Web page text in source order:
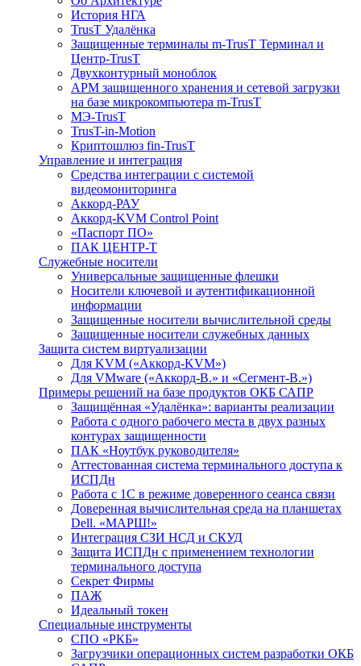
История НГА
TrusT Удалёнка
Защищенные терминалы m-TrusT Терминал и
Центр-TrusT
Двухконтурный моноблок
АРМ защищенного хранения и сетевой загрузки
на базе микрокомпьютера m-TrusT
МЭ-TrusT
TrusT-in-Motion
Криптошлюз fin-TrusT
Управление и интеграция
Средства интеграции с системой
видеомониторинга
Аккорд-РАУ
Аккорд-KVM Control Point
«Паспорт ПО»
ПАК ЦЕНТР-Т
Служебные носители
Универсальные защищенные флешки
Носители ключевой и аутентификационной
информации
Защищенные носители вычислительной среды
Защищенные носители служебных данных
Защита систем виртуализации
Для KVM («Аккорд-KVM»)
Для VMware («Аккорд-В.» и «Сегмент-В.»)
Примеры решений на базе продуктов ОКБ САПР
Защищённая «Удалёнка»: варианты реализации
Работа с одного рабочего места в двух разных
контурах защищенности
ПАК «Ноутбук руководителя»
Аттестованная система терминального доступа к
ИСПДн
Работа с 1С в режиме доверенного сеанса связи
Доверенная вычислительная среда на планшетах
Dell. «МАРШ!»
Интеграция СЗИ НСД и СКУД
Защита ИСПДн с применением технологии
терминального доступа
Секрет Фирмы
ПАЖ
Идеальный токен
Специальные инструменты
СПО «РКБ»
Загрузчики операционных систем разработки ОКБ